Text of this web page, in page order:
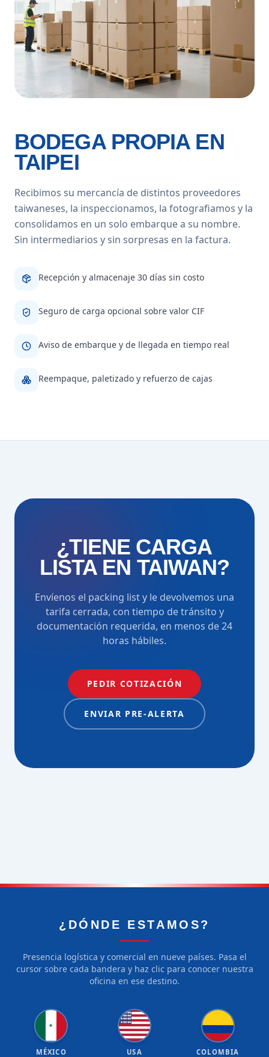
BODEGA PROPIA EN
TAIPEI
Recibimos su mercancía de distintos proveedores
taiwaneses, la inspeccionamos, la fotografiamos y la
consolidamos en un solo embarque a su nombre.
Sin intermediarios y sin sorpresas en la factura.
Recepción y almacenaje 30 días sin costo
Seguro de carga opcional sobre valor CIF
Aviso de embarque y de llegada en tiempo real
Reempaque, paletizado y refuerzo de cajas
¿TIENE CARGA
LISTA EN TAIWAN?
Envíenos el packing list y le devolvemos una
tarifa cerrada, con tiempo de tránsito y
documentación requerida, en menos de 24
horas hábiles.
PEDIR COTIZACIÓN
ENVIAR PRE-ALERTA
¿DÓNDE ESTAMOS?
Presencia logística y comercial en nueve países. Pasa el
cursor sobre cada bandera y haz clic para conocer nuestra
oficina en ese destino.
★
MÉXICO
★★★★
★★★★★
★★★★★
★★★★★
USA COLOMBIA